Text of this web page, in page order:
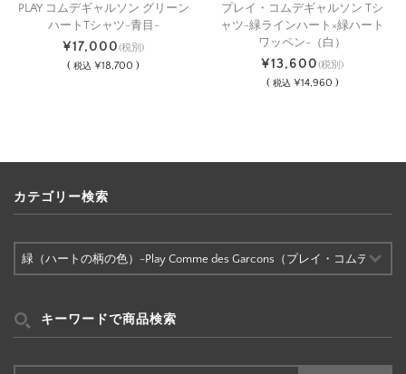
PLAY コムデギャルソン グリーン
ハートTシャツ-青目-
¥17,000(税別)
(税込 ¥18,700 )
プレイ・コムデギャルソン Tシ
ャツ-緑ラインハート×緑ハート
ワッペン-（白）
¥13,600(税別)
( 税込 ¥14,960 )
カテゴリー検索
テ
ー
検
キーワードで商品検索